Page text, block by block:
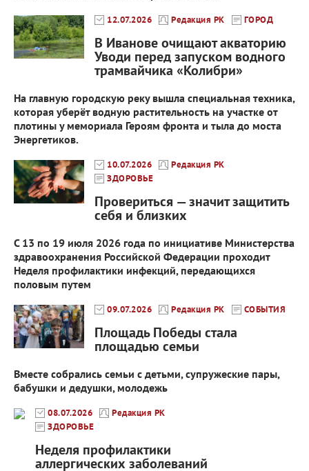
12.07.2026 Редакция РК ГОРОД
В Иванове очищают акваторию
Уводи перед запуском водного
трамвайчика «Колибри»
На главную городскую реку вышла специальная техника,
которая уберёт водную растительность на участке от
плотины у мемориала Героям фронта и тыла до моста
Энергетиков.
10.07.2026
Редакция РК
ЗДОРОВЬЕ
Провериться — значит защитить
себя и близких
С 13 по 19 июля 2026 года по инициативе Министерства
здравоохранения Российской Федерации проходит
Неделя профилактики инфекций, передающихся
половым путем
09.07.2026 Редакция РК СОБЫТИЯ
Площадь Победы стала
площадью семьи
Вместе собрались семьи с детьми, супружеские пары,
бабушки и дедушки, молодежь
08.07.2026
Редакция РК
ЗДОРОВЬЕ
Неделя профилактики
аллергических заболеваний